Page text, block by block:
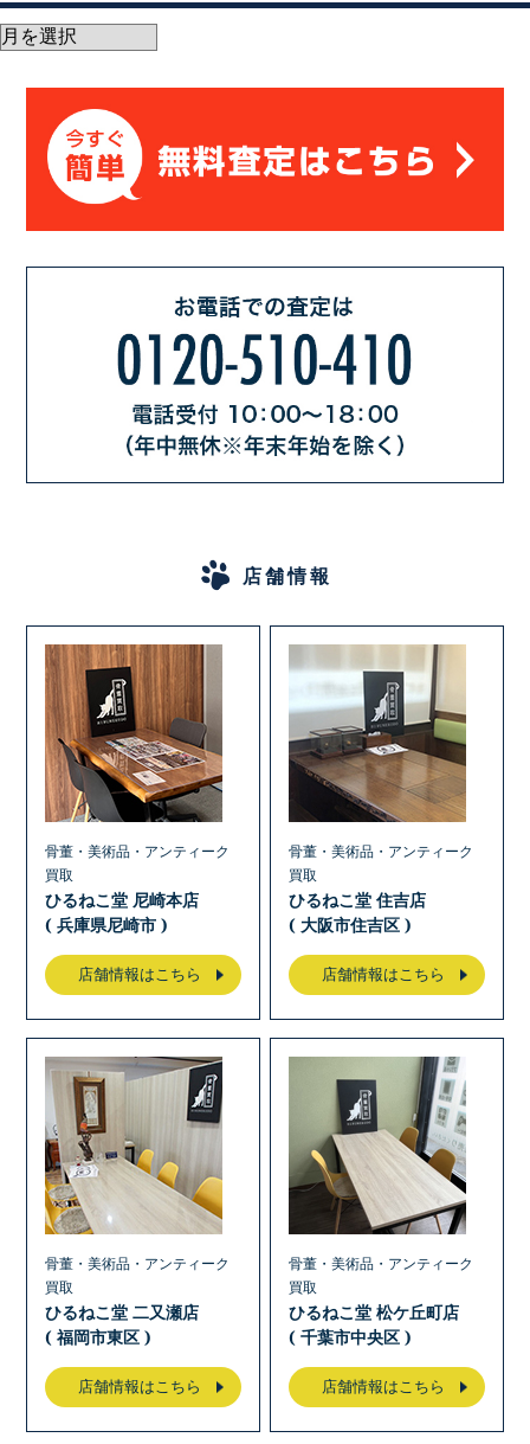
店舗情報
骨董・美術品・アンティーク
買取
ひるねこ堂 尼崎本店
( 兵庫県尼崎市 )
店舗情報はこちら
骨董・美術品・アンティーク
買取
ひるねこ堂 住吉店
( 大阪市住吉区 )
店舗情報はこちら
骨董・美術品・アンティーク
買取
ひるねこ堂 二又瀬店
( 福岡市東区 )
店舗情報はこちら
骨董・美術品・アンティーク
買取
ひるねこ堂 松ケ丘町店
( 千葉市中央区 )
店舗情報はこちら